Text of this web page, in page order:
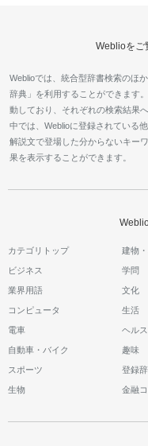
Weblioをご
Weblioでは、統合型辞書検索のほ
辞典」を利用することができます
動しており、それぞれの検索結果
中では、Weblioに登録されている
解説文で登場した分からないキー
果を表示することができます。
カテゴリトップ 建物
ビジネス 学問
業界用語 文化
コンピュータ 生活
電車 ヘル
自動車・バイク 趣味
スポーツ 登録
生物 金融